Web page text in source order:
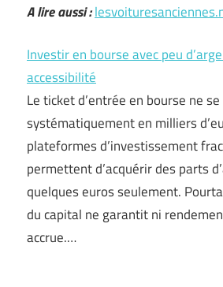
A lire aussi :
Investir en bourse avec peu
accessibilité
Le ticket d’entrée en bourse ne
systématiquement en milliers
plateformes d’investissement
permettent d’acquérir des parts
quelques euros seulement.
du capital ne garantit ni
accrue.…